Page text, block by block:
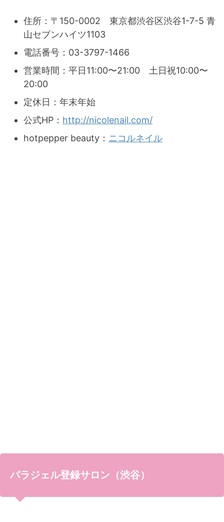
住所：〒150-0002 東京都渋谷区渋谷1-7-5 青
山セブンハイツ1103
電話番号：03-3797-1466
営業時間：平日11:00〜21:00 土日祝10:00〜
20:00
定休日：年末年始
公式HP： http://nicolenail.com/
hotpepper beauty： ニコルネイル
パラジェル登録サロン（渋谷）